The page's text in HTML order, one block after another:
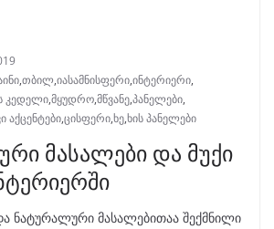
,თბილ,იასამნისფერი,ინტერიერი,
კედელი,მყუდრო,მწვანე,პანელები,
აქცენტები,ცისფერი,ხე,ხის პანელები
მასალები და მუქი
ნატურალური მასალებითაა შექმნილი